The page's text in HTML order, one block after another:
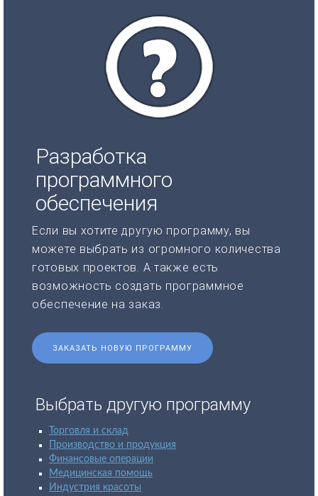
Разработка
программного
обеспечения
Если вы хотите другую программу, вы
можете выбрать из огромного количества
готовых проектов. А также есть
возможность создать программное
обеспечение на заказ.
ЗАКАЗАТЬ НОВУЮ ПРОГРАММУ
Выбрать другую программу
Торговля и склад
Производство и продукция
Финансовые операции
Медицинская помощь
Индустрия красоты